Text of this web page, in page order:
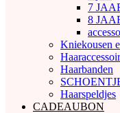
7
8
Kniekousen
Haarbanden
Haarspeldjes
CADEAUBON